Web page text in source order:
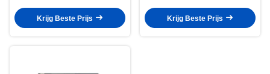
zelfontladingspercentage
Krijg Beste Prijs
°C Prismatische cellen
Krijg Beste Prijs